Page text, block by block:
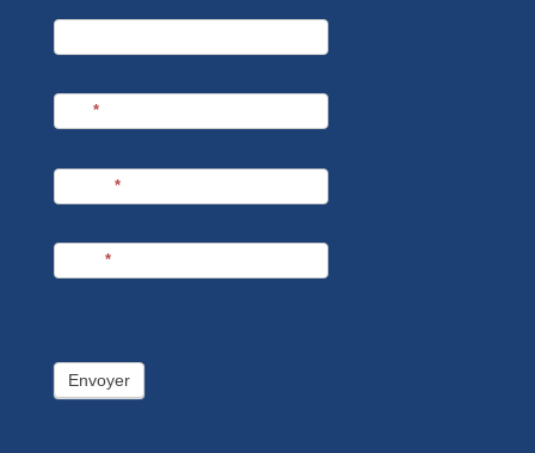
newsletter
*
*
*
Envoyer